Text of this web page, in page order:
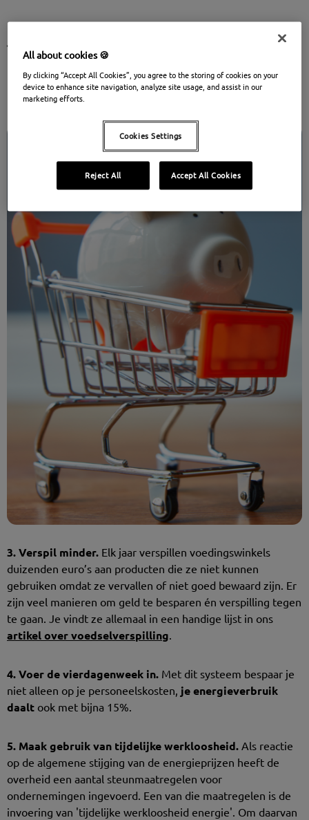
bananenpuree of yoghurt. Gebruik je eieren als rijsmiddel,
dan zijn een combinatie van bakpoeder en azijn of zelfs
bruiswater goede alternatieven.
3. Verspil minder. Elk jaar verspillen voedingswinkels
duizenden euro’s aan producten die ze niet kunnen
gebruiken omdat ze vervallen of niet goed bewaard zijn. Er
zijn veel manieren om geld te besparen én verspilling tegen
te gaan. Je vindt ze allemaal in een handige lijst in ons
artikel over voedselverspilling.
4. Voer de vierdagenweek in. Met dit systeem bespaar je
niet alleen op je personeelskosten, je energieverbruik
daalt ook met bijna 15%.
5. Maak gebruik van tijdelijke werkloosheid. Als reactie
op de algemene stijging van de energieprijzen heeft de
overheid een aantal steunmaatregelen voor
ondernemingen ingevoerd. Een van die maatregelen is de
invoering van 'tijdelijke werkloosheid energie'. Om daarvan
All about cookies 🍪
By clicking “Accept All Cookies”, you agree to the storing of cookies on your
device to enhance site navigation, analyze site usage, and assist in our
marketing efforts.
Cookies Settings
Reject All Accept All Cookies